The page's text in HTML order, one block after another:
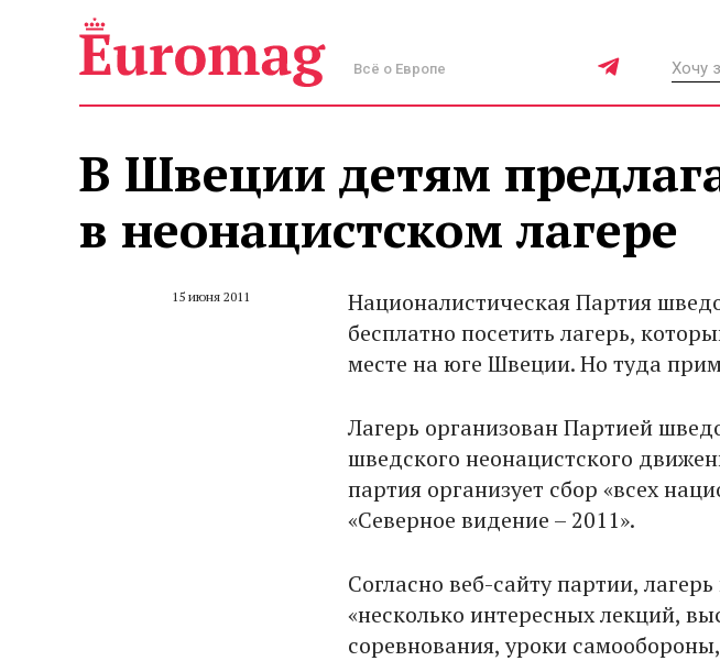
Всё о Европе
В Швеции детям
в неонацистском лагере
15 июня 2011
Националистическая Партия
бесплатно посетить лагерь,
месте на юге Швеции. Но туда
Лагерь организован Партией
шведского неонацистского
партия организует сбор «всех
«Северное видение – 2011».
Согласно веб-сайту партии,
«несколько интересных лекций,
соревнования, уроки